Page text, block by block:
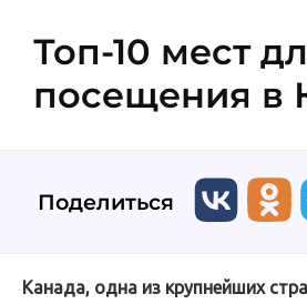
Топ-10 мест
посещения в
Поделиться
Канада, одна из крупнейших